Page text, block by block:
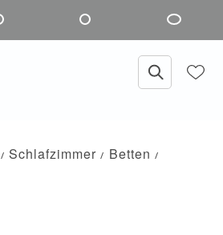
Schlafzimmer
Betten